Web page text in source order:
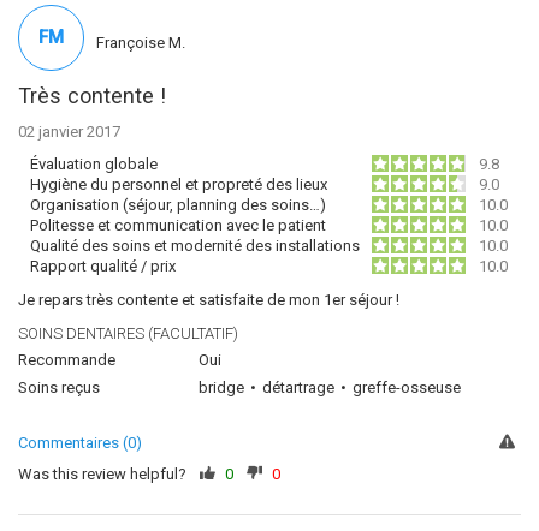
Très contente !
02 janvier 2017
Évaluation globale
9.8
Hygiène du personnel et propreté des lieux
9.0
Organisation (séjour, planning des soins…)
10.0
Politesse et communication avec le patient
10.0
Qualité des soins et modernité des installations
10.0
Rapport qualité / prix
10.0
Je repars très contente et satisfaite de mon 1er séjour !
SOINS DENTAIRES (FACULTATIF)
Recommande
Oui
Soins reçus
bridge détartrage greffe-osseuse
FM Françoise M.
Commentaires (0)
Was this review helpful?
0 0